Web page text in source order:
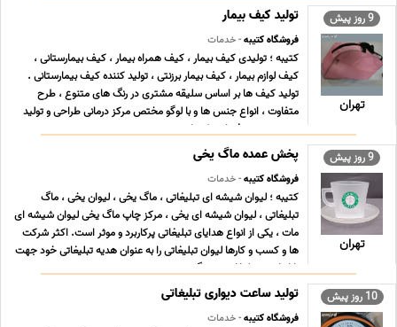
9 روز پیش
تهران
تولید کیف بیمار
فروشگاه کتیبه- خدمات
کتیبه ؛ تولیدی کیف بیمار ، کیف همراه بیمار ، کیف بیمارستانی ،
کیف لوازم بیمار ، کیف بیمار برزنتی ، تولید کننده کیف بیمارستانی .
تولید کیف ها بر اساس سلیقه مشتری در رنگ های متنوع ، طرح
متفاوت ، انواع جنس ها و با لوگو مختص مرکز درمانی طراحی و تولید
میشود. توجه فرمایید که با توجه ب ... ...
9 روز پیش
تهران
پخش عمده ماگ یخی
فروشگاه کتیبه- خدمات
کتیبه ؛ لیوان شیشه ای تبلیغاتی ، ماگ یخی ، لیوان یخی ، ماگ
تبلیغاتی ، لیوان شیشه ای یخی ، مرکز چاپ ماگ یخی لیوان شیشه ای
مات ، یکی از انواع هدایای تبلیغاتی پرکاربرد و موثر است. اکثر شرکت
ها و کسب و کارها لیوان تبلیغاتی را به عنوان هدیه تبلیغاتی خود جهت
بازاریابی و تبلیغات برمی گ ... ...
10 روز پیش تولید ساعت دیواری تبلیغاتی
فروشگاه کتیبه- خدمات